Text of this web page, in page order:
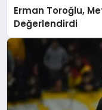
Erman Toroğlu,
Değerlendirdi